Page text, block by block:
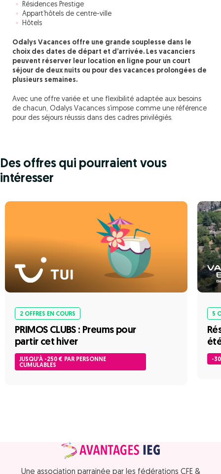
Résidences Prestige
Appart’hôtels de centre-ville
Hôtels
Odalys Vacances offre une grande souplesse dans le
choix des dates de départ et d’arrivée. Les vacanciers
peuvent réserver leur location en ligne pour un court
séjour de deux nuits ou pour des vacances prolongées de
plusieurs semaines.
Avec une offre variée et une flexibilité adaptée aux besoins
de chacun, Odalys Vacances s’impose comme une référence
pour des séjours réussis dans des cadres privilégiés.
Des offres qui pourraient vous
intéresser
2 OFFRES EN COURS
PRIMOS CLUBS : Preums pour
partir cet hiver
JUSQU’À -250 € PAR PERSONNE
CUMULABLES
5
-
Une association parrainée par les fédérations CFE &